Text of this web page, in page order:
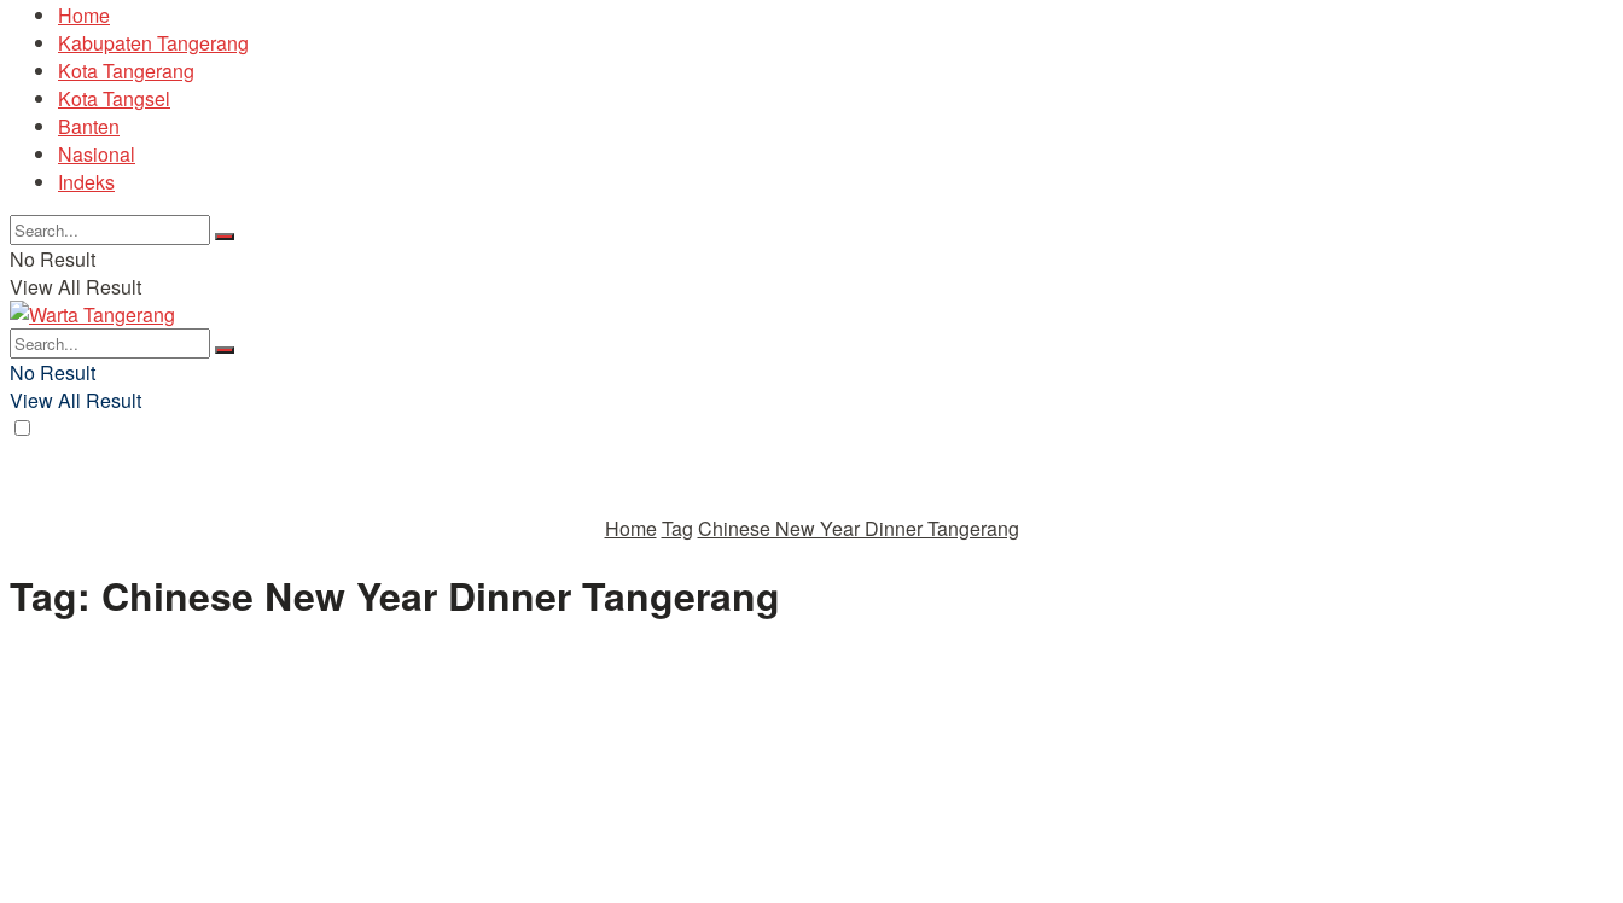
Home
Kabupaten Tangerang
Kota Tangerang
Kota Tangsel
Banten
Nasional
Indeks
No Result
View All Result
No Result
View All Result
HomeTag Chinese New Year Dinner Tangerang
Tag: Chinese New Year Dinner Tangerang